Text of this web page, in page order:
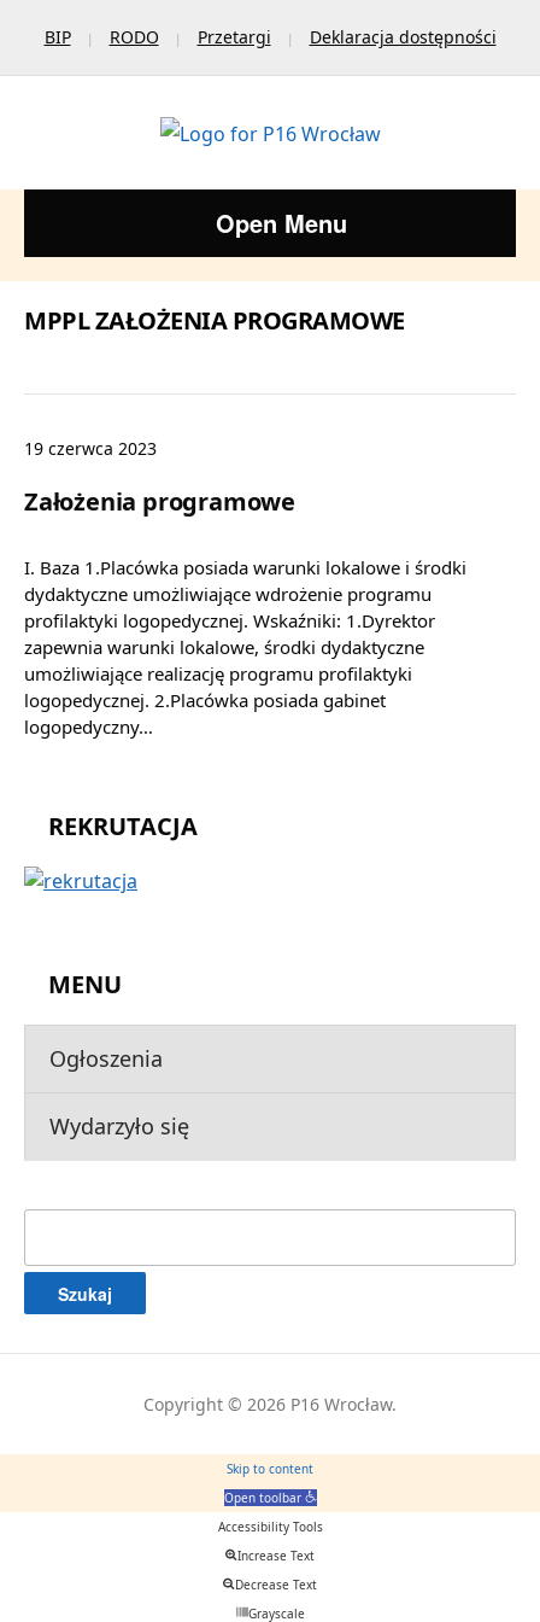
BIP RODO Przetargi Deklaracja dostępności
Open Menu
REKRUTACJA
MENU
Ogłoszenia
Wydarzyło się
MPPL ZAŁOŻENIA PROGRAMOWE
19 czerwca 2023
Założenia programowe
I. Baza 1.Placówka posiada warunki lokalowe i środki
dydaktyczne umożliwiające wdrożenie programu
profilaktyki logopedycznej. Wskaźniki: 1.Dyrektor
zapewnia warunki lokalowe, środki dydaktyczne
umożliwiające realizację programu profilaktyki
logopedycznej. 2.Placówka posiada gabinet
logopedyczny…
Copyright © 2026 P16 Wrocław.
Skip to content
Open toolbar
Accessibility Tools
Increase Text
Decrease Text
Grayscale